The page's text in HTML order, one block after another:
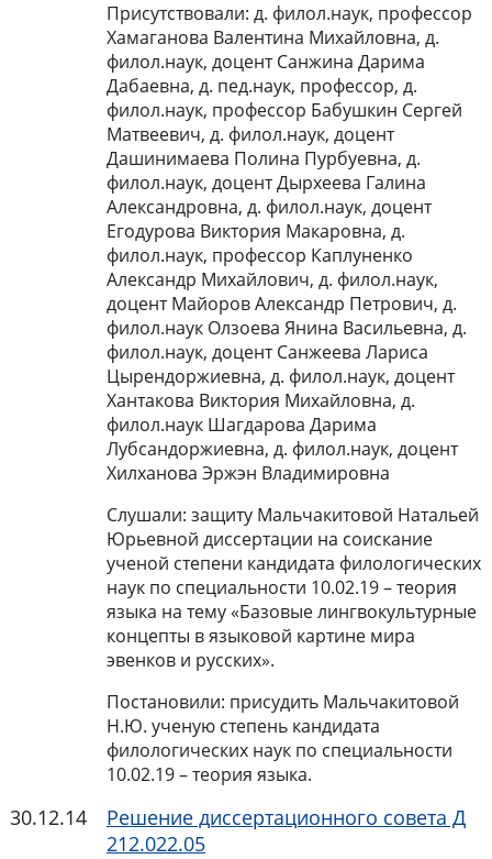
Присутствовали: д. филол.наук, профессор
Хамаганова Валентина Михайловна, д.
филол.наук, доцент Санжина Дарима
Дабаевна, д. пед.наук, профессор, д.
филол.наук, профессор Бабушкин Сергей
Матвеевич, д. филол.наук, доцент
Дашинимаева Полина Пурбуевна, д.
филол.наук, доцент Дырхеева Галина
Александровна, д. филол.наук, доцент
Егодурова Виктория Макаровна, д.
филол.наук, профессор Каплуненко
Александр Михайлович, д. филол.наук,
доцент Майоров Александр Петрович, д.
филол.наук Олзоева Янина Васильевна, д.
филол.наук, доцент Санжеева Лариса
Цырендоржиевна, д. филол.наук, доцент
Хантакова Виктория Михайловна, д.
филол.наук Шагдарова Дарима
Лубсандоржиевна, д. филол.наук, доцент
Хилханова Эржэн Владимировна
Слушали: защиту Мальчакитовой Натальей
Юрьевной диссертации на соискание
ученой степени кандидата филологических
наук по специальности 10.02.19 – теория
языка на тему «Базовые лингвокультурные
концепты в языковой картине мира
эвенков и русских».
Постановили: присудить Мальчакитовой
Н.Ю. ученую степень кандидата
филологических наук по специальности
10.02.19 – теория языка.
30.12.14
Решение диссертационного совета Д
212.022.05